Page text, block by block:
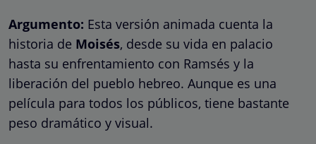
Argumento: Esta versión animada cuenta la
historia de Moisés, desde su vida en palacio
hasta su enfrentamiento con Ramsés y la
liberación del pueblo hebreo. Aunque es una
película para todos los públicos, tiene bastante
peso dramático y visual.